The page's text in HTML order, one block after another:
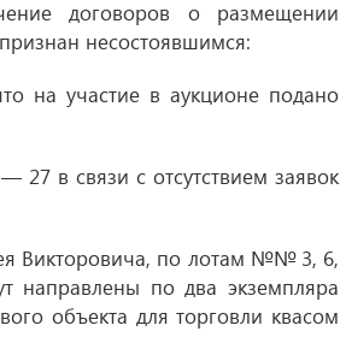
договоров
о размещении
несостоявшимся:
на участие в аукционе подано
в связи с отсутствием заявок
Викторовича, по лотам №№ 3, 6,
направлены по два экземпляра
объекта для торговли квасом